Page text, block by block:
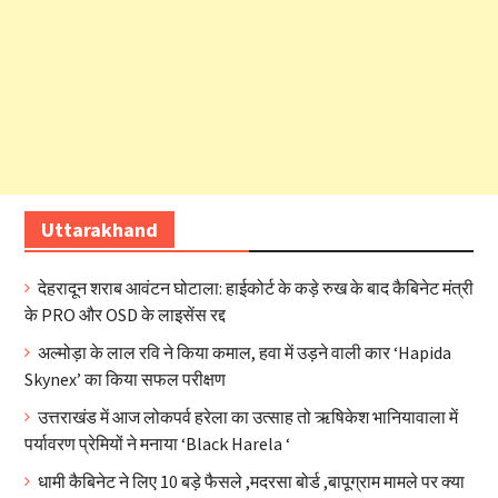
Uttarakhand
देहरादून शराब आवंटन घोटाला: हाईकोर्ट के कड़े रुख के बाद कैबिनेट मंत्री
के PRO और OSD के लाइसेंस रद्द
अल्मोड़ा के लाल रवि ने किया कमाल, हवा में उड़ने वाली कार ‘Hapida
Skynex’ का किया सफल परीक्षण
उत्तराखंड में आज लोकपर्व हरेला का उत्साह तो ऋषिकेश भानियावाला में
पर्यावरण प्रेमियों ने मनाया ‘Black Harela ‘
धामी कैबिनेट ने लिए 10 बड़े फैसले ,मदरसा बोर्ड ,बापूग्राम मामले पर क्या